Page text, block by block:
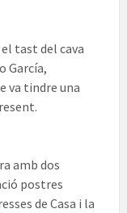
tast del cava
García,
va tindre una
amb dos
postres
de Casa i la